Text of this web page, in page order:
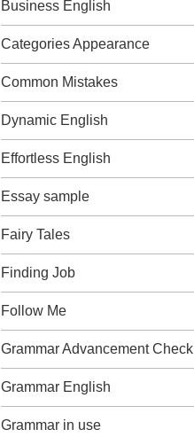
Business English
Categories Appearance
Common Mistakes
Dynamic English
Effortless English
Essay sample
Fairy Tales
Finding Job
Follow Me
Grammar Advancement Check
Grammar English
Grammar in use